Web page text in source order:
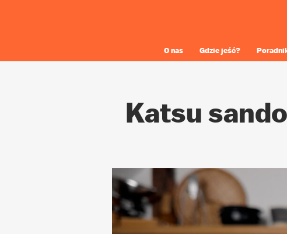
O nas Gdzie jeść?
Katsu